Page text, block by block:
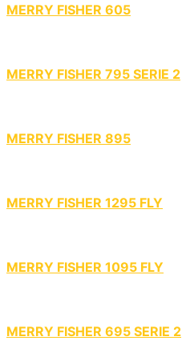
MERRY FISHER 605
MERRY FISHER 795 SERIE 2
MERRY FISHER 895
MERRY FISHER 1295 FLY
MERRY FISHER 1095 FLY
MERRY FISHER 695 SERIE 2